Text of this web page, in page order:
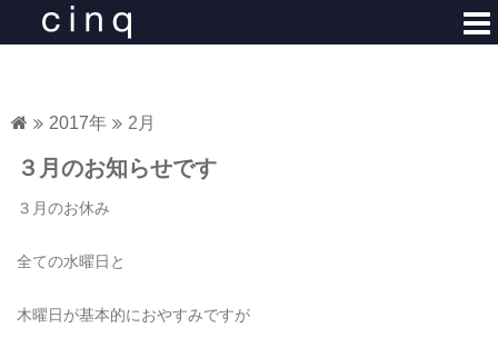
ツ
2017年 2月
３月のお知らせです
３月のお休み
全ての水曜日と
木曜日が基本的におやすみですが